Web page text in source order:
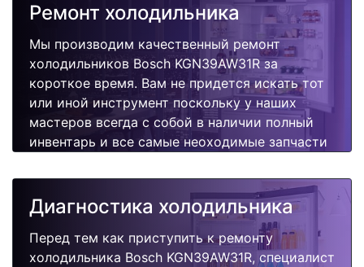
Ремонт холодильника
Мы производим качественный ремонт
холодильников Bosch KGN39AW31R за
короткое время. Вам не придется искать тот
или иной инструмент поскольку у наших
мастеров всегда с собой в наличии полный
инвентарь и все самые неоходимые запчасти
быстро, качественно и недорого.
Диагностика холодильника
Перед тем как приступить к ремонту
холодильника Bosch KGN39AW31R, специалист